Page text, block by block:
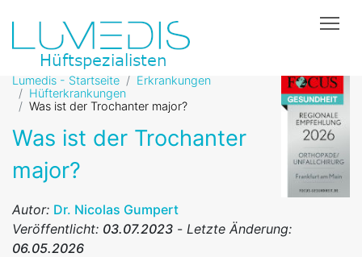
Lumedis - Startseite
Erkrankungen
Hüfterkrankungen
Was ist der Trochanter major?
Was ist der Trochanter
major?
Autor: Dr. Nicolas Gumpert
Veröffentlicht: 03.07.2023 - Letzte Änderung:
06.05.2026